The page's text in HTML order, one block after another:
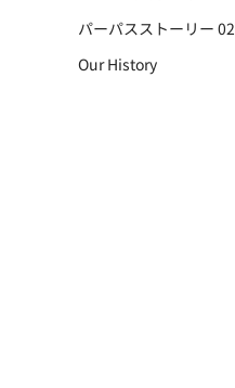
パーパスストーリー 02
Our History